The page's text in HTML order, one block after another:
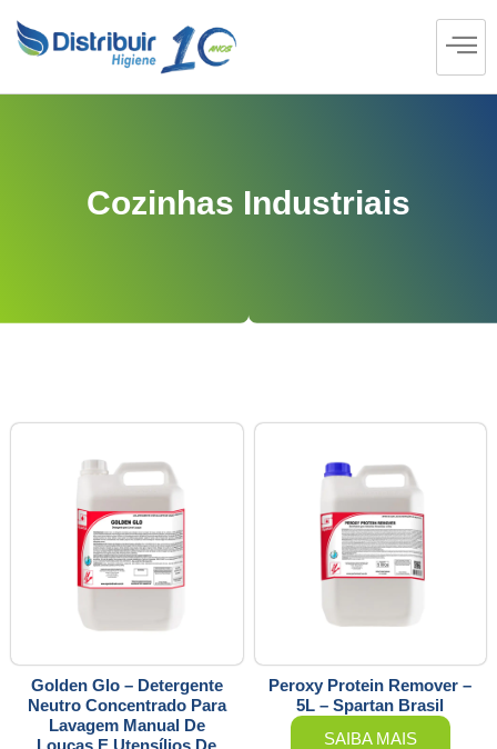
Cozinhas Industriais
Golden Glo – Detergente
Neutro Concentrado Para
Lavagem Manual De
Peroxy Protein Remover –
5L – Spartan Brasil
SAIBA MAIS